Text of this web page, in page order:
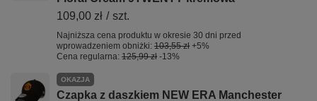
109,00 zł / szt.
Najniższa cena produktu w okresie 30 dni przed
wprowadzeniem obniżki: 103,55 zł +5%
Cena regularna: 125,99 zł -13%
OKAZJA
Czapka z daszkiem NEW ERA Manchester